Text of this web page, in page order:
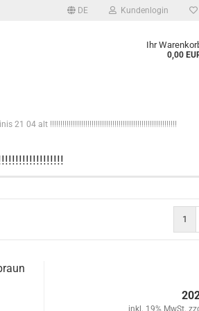
DE Kundenlogin
Ihr
0,00
21 04 alt !!!!!!!!!!!!!!!!!!!!!!!!!!!!!!!!!!!!!!!!!!!!!!!!!!!!!!!!!!!!!
1
inkl. 19% MwSt.